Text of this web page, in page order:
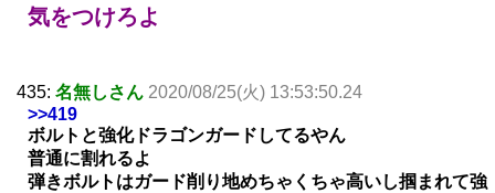
気をつけろよ
435: 名無しさん 2020/08/25(火) 13:53:50.24
>>419
ボルトと強化ドラゴンガードしてるやん
普通に割れるよ
弾きボルトはガード削り地めちゃくちゃ高いし掴まれて強